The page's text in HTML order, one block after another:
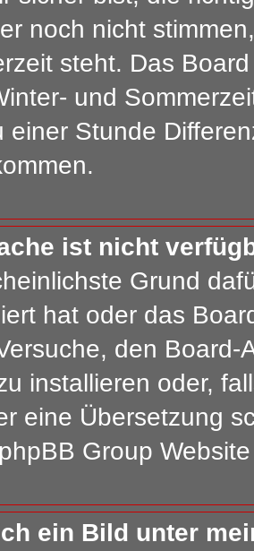
noch nicht
steht. Das
und
einer Stunde
ist nicht
Grund
hat oder das
den
installieren oder,
eine Übersetzung
Group
ein Bild unter